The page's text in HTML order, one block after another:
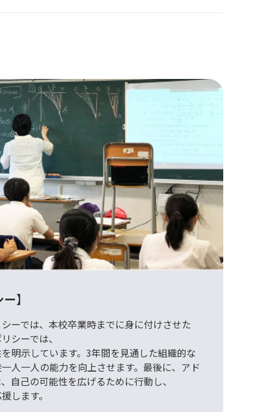
】
ーでは、本校卒業時までに身に付けさせた
シーでは、
明示しています。3年間を見通した組織的な
人一人の能力を向上させます。最後に、アド
自己の可能性を広げるために行動し、
します。